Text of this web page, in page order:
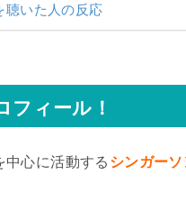
聴いた人の反応
フィール！
中心に活動する シンガー